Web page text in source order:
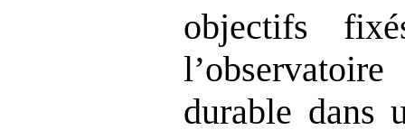
objectifs
durable dans